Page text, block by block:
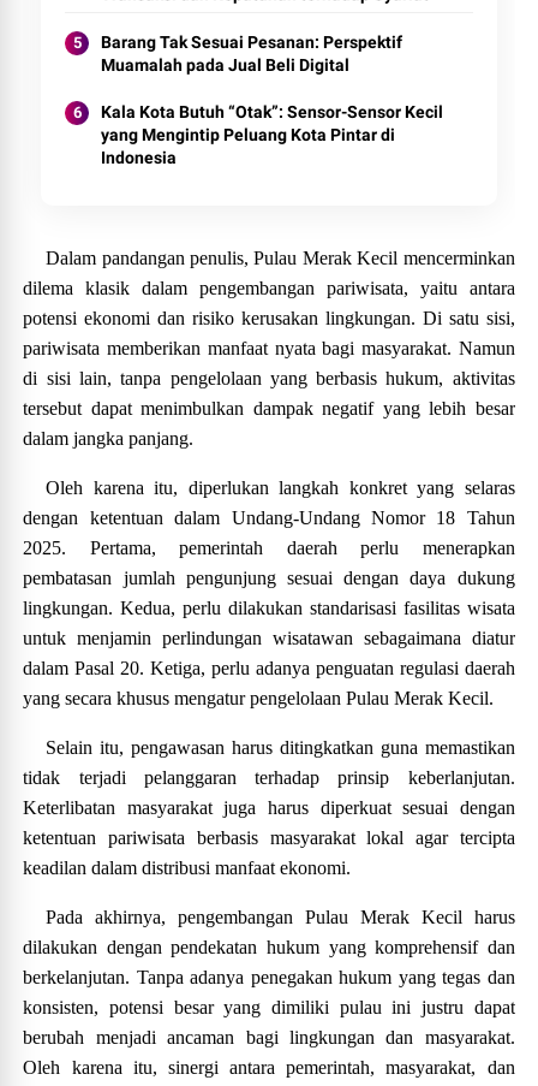
Barang Tak Sesuai Pesanan: Perspektif
Muamalah pada Jual Beli Digital
Kala Kota Butuh “Otak”: Sensor-Sensor Kecil
yang Mengintip Peluang Kota Pintar di
Indonesia
Dalam pandangan penulis, Pulau Merak Kecil mencerminkan
dilema klasik dalam pengembangan pariwisata, yaitu antara
potensi ekonomi dan risiko kerusakan lingkungan. Di satu sisi,
pariwisata memberikan manfaat nyata bagi masyarakat. Namun
di sisi lain, tanpa pengelolaan yang berbasis hukum, aktivitas
tersebut dapat menimbulkan dampak negatif yang lebih besar
dalam jangka panjang.
Oleh karena itu, diperlukan langkah konkret yang selaras
dengan ketentuan dalam Undang-Undang Nomor 18 Tahun
2025. Pertama, pemerintah daerah perlu menerapkan
pembatasan jumlah pengunjung sesuai dengan daya dukung
lingkungan. Kedua, perlu dilakukan standarisasi fasilitas wisata
untuk menjamin perlindungan wisatawan sebagaimana diatur
dalam Pasal 20. Ketiga, perlu adanya penguatan regulasi daerah
yang secara khusus mengatur pengelolaan Pulau Merak Kecil.
Selain itu, pengawasan harus ditingkatkan guna memastikan
tidak terjadi pelanggaran terhadap prinsip keberlanjutan.
Keterlibatan masyarakat juga harus diperkuat sesuai dengan
ketentuan pariwisata berbasis masyarakat lokal agar tercipta
keadilan dalam distribusi manfaat ekonomi.
Pada akhirnya, pengembangan Pulau Merak Kecil harus
dilakukan dengan pendekatan hukum yang komprehensif dan
berkelanjutan. Tanpa adanya penegakan hukum yang tegas dan
konsisten, potensi besar yang dimiliki pulau ini justru dapat
berubah menjadi ancaman bagi lingkungan dan masyarakat.
Oleh karena itu, sinergi antara pemerintah, masyarakat, dan